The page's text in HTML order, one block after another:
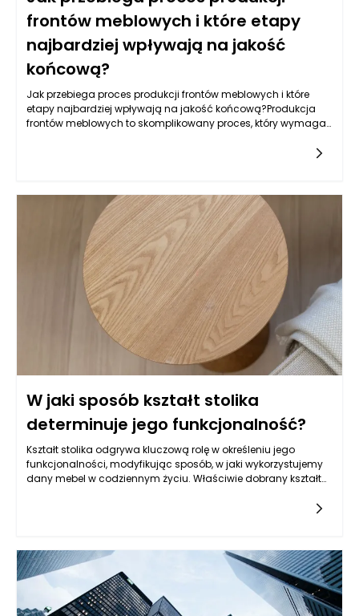
frontów meblowych i które etapy
najbardziej wpływają na jakość
końcową?
Jak przebiega proces produkcji frontów meblowych i które
etapy najbardziej wpływają na jakość końcową?Produkcja
frontów meblowych to skomplikowany proces, który wymaga
W jaki sposób kształt stolika
determinuje jego funkcjonalność?
Kształt stolika odgrywa kluczową rolę w określeniu jego
funkcjonalności, modyfikując sposób, w jaki wykorzystujemy
dany mebel w codziennym życiu. Właściwie dobrany kształt
tylko estetyką, ale również sposobem, w jaki można je
wykorzystywać. Dobór odpowiedniego kształtu jest więc nie
tylko kwestią gustu, ale także funkcjonalności.